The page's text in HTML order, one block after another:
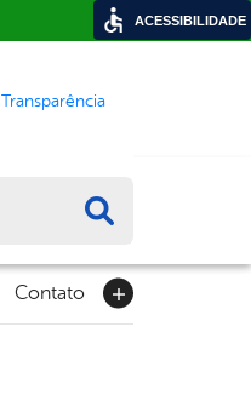
Transparência
Contato
ACESSIBILIDADE